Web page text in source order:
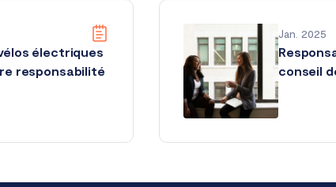
électriques
responsabilité
Jan. 2025
conseil